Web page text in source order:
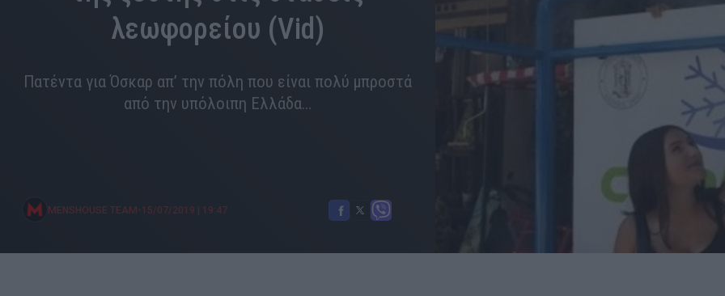
λεωφορείου (Vid)
Πατέντα για Όσκαρ απ’ την πόλη που είναι πολύ μπροστά
από την υπόλοιπη Ελλάδα…
MENSHOUSE TEAM 15/07/2019 | 19:47